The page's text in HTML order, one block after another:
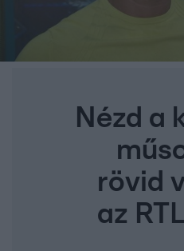
Nézd a
rövid
az